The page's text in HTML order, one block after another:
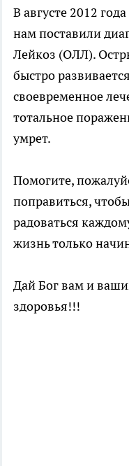
В августе 2012
нам поставили
Лейкоз (ОЛЛ).
быстро
своевременное
тотальное
умрет.
Помогите,
поправиться,
радоваться
жизнь только
Дай Бог вам и
здоровья!!!